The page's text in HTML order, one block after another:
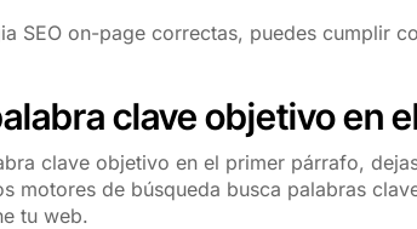
SEO on-page correctas, puedes cumplir
clave objetivo en
clave objetivo en el primer párrafo,
motores de búsqueda busca palabras
tu web.